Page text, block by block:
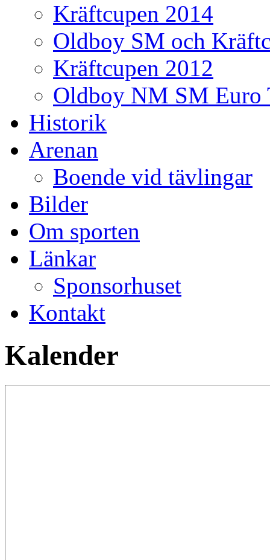
Kräftcupen 2014
Oldboy SM och
Kräftcupen 2012
Oldboy NM SM Euro
Historik
Arenan
Boende vid tävlingar
Bilder
Om sporten
Länkar
Sponsorhuset
Kontakt
Kalender